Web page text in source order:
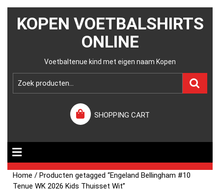
KOPEN VOETBALSHIRTS
ONLINE
Voetbaltenue kind met eigen naam Kopen
SHOPPING CART
Home / Producten getagged “Engeland Bellingham #10
Tenue WK 2026 Kids Thuisset Wit”